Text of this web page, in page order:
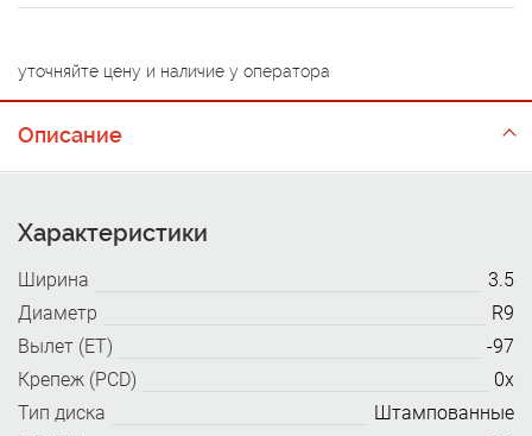
уточняйте цену и наличие у оператора
Описание
Характеристики
Ширина
3.5
Диаметр
R9
Вылет (ET)
-97
Крепеж (PCD)
0x
Тип диска
Штампованные